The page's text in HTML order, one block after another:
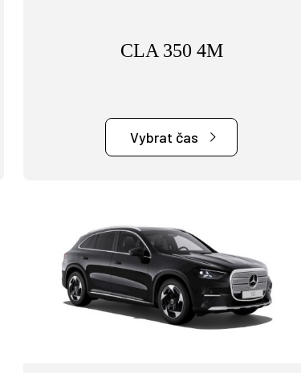
CLA 350 4M
Vybrat čas